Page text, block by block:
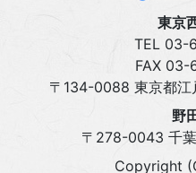
東京
TEL 03‍-
FAX
〒134-0088 東京都
野
〒278-0043 千
Copyright